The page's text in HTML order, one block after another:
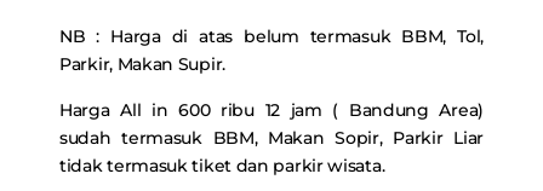
NB : Harga di atas belum termasuk BBM, Tol,
Parkir, Makan Supir.
Harga All in 600 ribu 12 jam ( Bandung Area)
sudah termasuk BBM, Makan Sopir, Parkir Liar
tidak termasuk tiket dan parkir wisata.